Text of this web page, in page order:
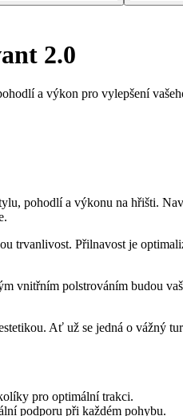
2.0
a výkon pro vylepšení
pohodlí a výkonu na hřišti.
trvanlivost. Přilnavost je
vnitřním polstrováním budou
Ať už se jedná o vážný
pro optimální trakci.
podporu při každém pohybu.